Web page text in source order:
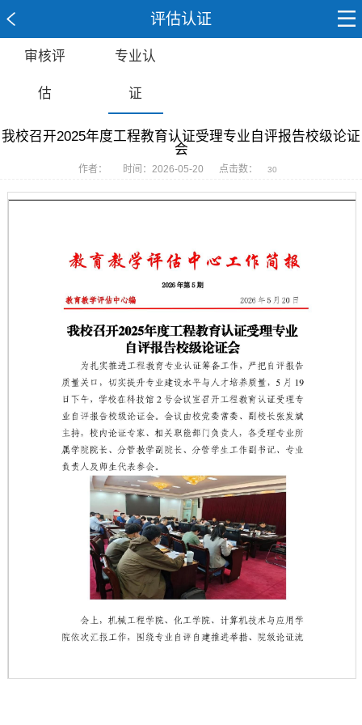
评估认证
审核评
估
专业认
证
我校召开2025年度工程教育认证受理专业自评报告校级论证
会
作者： 时间：2026-05-20 点击数： 30